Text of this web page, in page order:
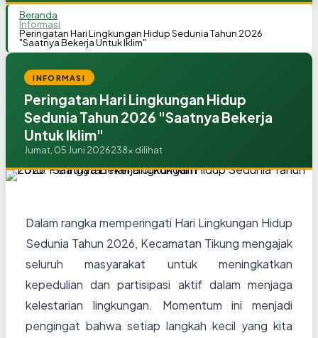
Beranda
Informasi
Peringatan Hari Lingkungan Hidup Sedunia Tahun 2026
"Saatnya Bekerja Untuk Iklim"
INFORMASI
Peringatan Hari Lingkungan Hidup
Sedunia Tahun 2026 "Saatnya Bekerja
Untuk Iklim"
Jumat, 05 Juni 2026238x dilihat
Dalam rangka memperingati Hari Lingkungan Hidup
Sedunia Tahun 2026, Kecamatan Tikung mengajak
seluruh masyarakat untuk meningkatkan
kepedulian dan partisipasi aktif dalam menjaga
kelestarian lingkungan. Momentum ini menjadi
pengingat bahwa setiap langkah kecil yang kita